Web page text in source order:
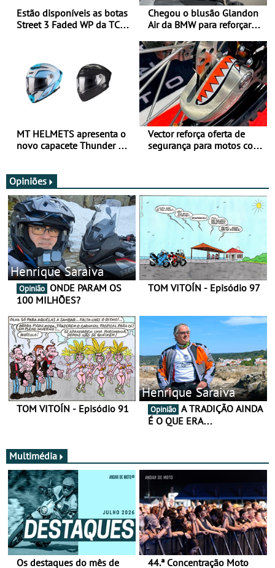
Estão disponíveis as botas
Street 3 Faded WP da TCX
Chegou o blusão Glandon
Air da BMW para reforçar
verão
MT HELMETS apresenta o
novo capacete Thunder 4 R
Vector reforça oferta de
segurança para motos com
Opiniões
Henrique Saraiva
Opinião
100 MILHÕES?
TOM VITOÍN - Episódio 97
TOM VITOÍN - Episódio 91
Henrique Saraiva
Opinião
É O QUE ERA…
Multimédia
Os destaques do mês de
44.ª Concentração Moto